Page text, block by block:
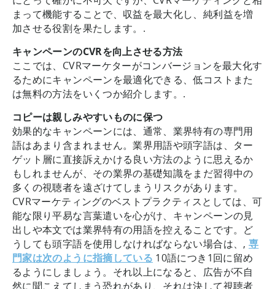
まって機能することで、収益を最大化し、純利益を増
加させる役割を果たします。.
キャンペーンのCVRを向上させる方法
ここでは、CVRマーケターがコンバージョンを最大化す
るためにキャンペーンを最適化できる、低コストまた
は無料の方法をいくつか紹介します。.
コピーは親しみやすいものに保つ
効果的なキャンペーンには、通常、業界特有の専門用
語はあまり含まれません。業界用語や頭字語は、ター
ゲット層に直接訴えかける良い方法のように思えるか
もしれませんが、その業界の基礎知識をまだ習得中の
多くの視聴者を遠ざけてしまうリスクがあります。
CVRマーケティングのベストプラクティスとしては、可
能な限り平易な言葉遣いを心がけ、キャンペーンの見
出しや本文では業界特有の用語を控えることです。ど
うしても頭字語を使用しなければならない場合は、,専
門家は次のように指摘している 10語につき1回に留め
るようにしましょう。それ以上になると、広告が不自
然に聞こえてしまう恐れがあり、それは決して視聴者